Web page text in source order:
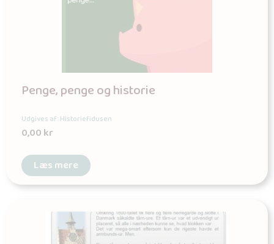
Penge, penge og historie
Udgives af: Historiefidusen
0,00kr
Læs mere